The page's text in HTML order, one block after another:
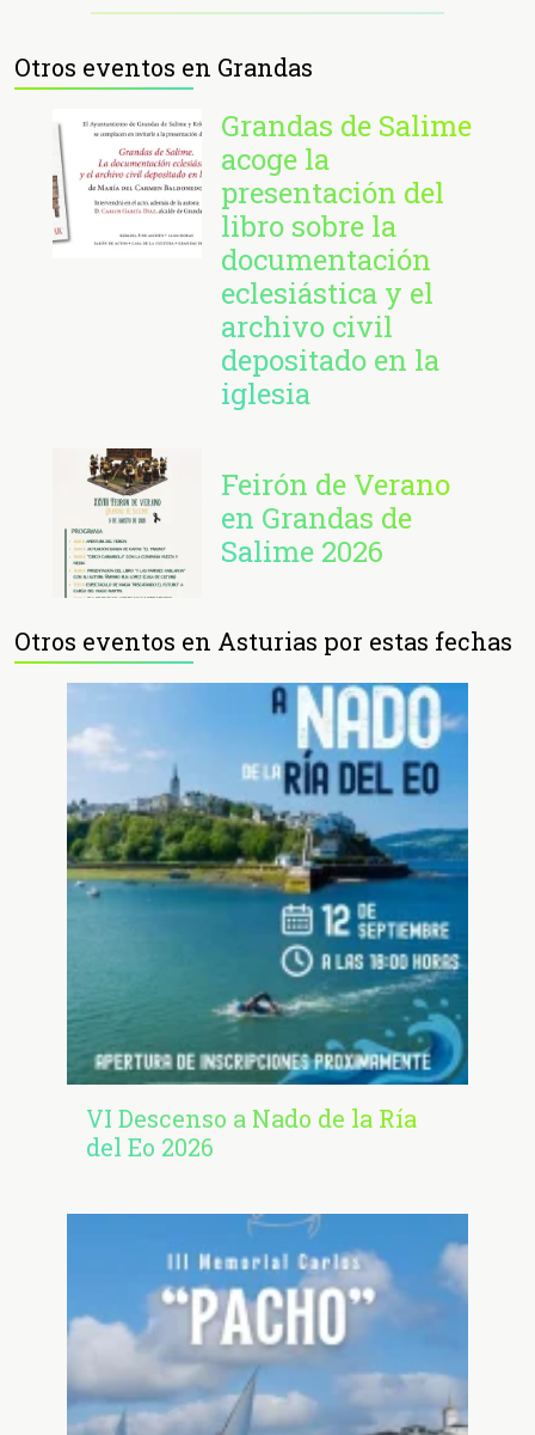
Otros eventos en Grandas
Grandas de Salime
acoge la
presentación del
libro sobre la
documentación
eclesiástica y el
archivo civil
depositado en la
iglesia
Feirón de Verano
en Grandas de
Salime 2026
Otros eventos en Asturias por estas fechas
VI Descenso a Nado de la Ría
del Eo 2026